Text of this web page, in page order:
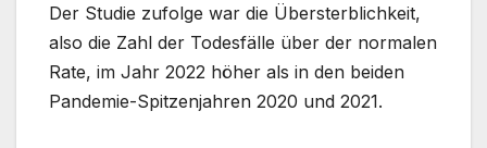
Der Studie zufolge war die Übersterblichkeit,
also die Zahl der Todesfälle über der normalen
Rate, im Jahr 2022 höher als in den beiden
Pandemie-Spitzenjahren 2020 und 2021.